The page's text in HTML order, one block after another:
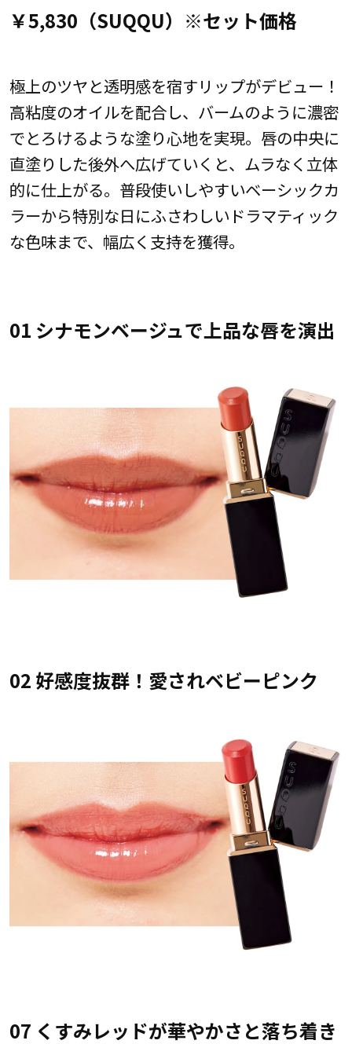
￥5,830（SUQQU）※セット価格
極上のツヤと透明感を宿すリップがデビュー！
高粘度のオイルを配合し、バームのように濃密
でとろけるような塗り心地を実現。唇の中央に
直塗りした後外へ広げていくと、ムラなく立体
的に仕上がる。普段使いしやすいベーシックカ
ラーから特別な日にふさわしいドラマティック
な色味まで、幅広く支持を獲得。
01 シナモンベージュで上品な唇を演出
02 好感度抜群！愛されベビーピンク
07 くすみレッドが華やかさと落ち着き